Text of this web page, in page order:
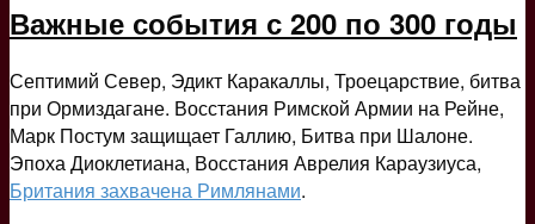
Важные события с 200 по 300 годы
Септимий Север, Эдикт Каракаллы, Троецарствие, битва
при Ормиздагане. Восстания Римской Армии на Рейне,
Марк Постум защищает Галлию, Битва при Шалоне.
Эпоха Диоклетиана, Восстания Аврелия Караузиуса,
Британия захвачена Римлянами.